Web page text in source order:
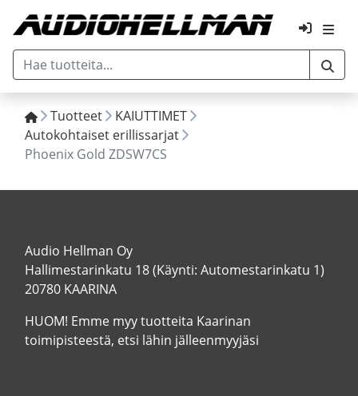
Tuotteet
KAIUTTIMET
Autokohtaiset erillissarjat
Phoenix Gold ZDSW7CS
Audio Hellman Oy
Hallimestarinkatu 18 (Käynti: Automestarinkatu 1)
20780 KAARINA
HUOM! Emme myy tuotteita Kaarinan
toimipisteestä, etsi lähin jälleenmyyjäsi